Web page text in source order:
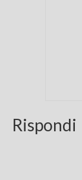
Rispondi